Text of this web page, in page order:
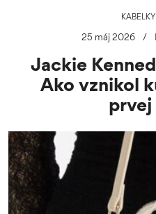
KABELKY
25 máj 2026 /
Jackie
Ako vznikol
prvej